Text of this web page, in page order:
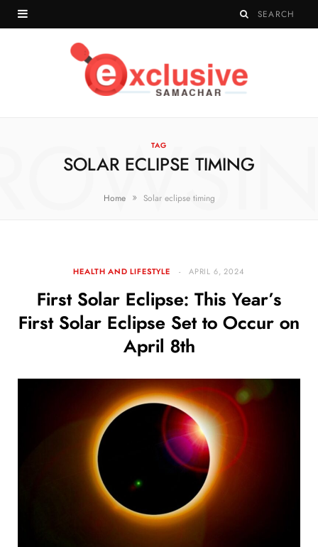
TAG
SOLAR ECLIPSE TIMING
Home » Solar eclipse timing
HEALTH AND LIFESTYLE APRIL 6, 2024
First Solar Eclipse: This Year’s
First Solar Eclipse Set to Occur on
April 8th